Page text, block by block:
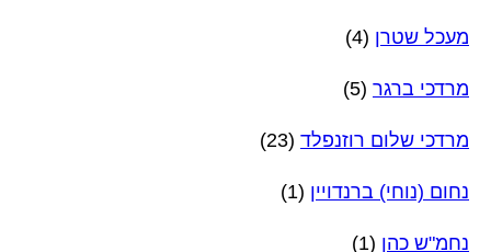
מעכל שטרן (4)
מרדכי ברגר (5)
מרדכי שלום רוזנפלד (23)
נחום (נוחי) ברנדויין (1)
נחמ"ש כהן (1)